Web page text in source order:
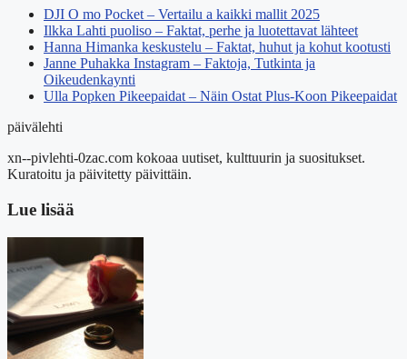
DJI O mo Pocket – Vertailu a kaikki mallit 2025
Ilkka Lahti puoliso – Faktat, perhe ja luotettavat lähteet
Hanna Himanka keskustelu – Faktat, huhut ja kohut kootusti
Janne Puhakka Instagram – Faktoja, Tutkinta ja
Oikeudenkaynti
Ulla Popken Pikeepaidat – Näin Ostat Plus-Koon Pikeepaidat
päivälehti
xn--pivlehti-0zac.com kokoaa uutiset, kulttuurin ja suositukset.
Kuratoitu ja päivitetty päivittäin.
Lue lisää